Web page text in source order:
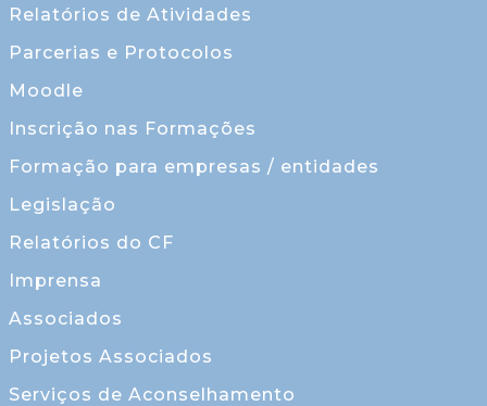
Relatórios de Atividades
Parcerias e Protocolos
Moodle
Inscrição nas Formações
Formação para empresas / entidades
Legislação
Relatórios do CF
Imprensa
Associados
Projetos Associados
Serviços de Aconselhamento